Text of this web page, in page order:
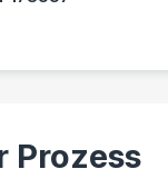
Prozess